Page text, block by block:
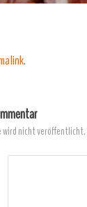
.
wird nicht veröffentlicht.